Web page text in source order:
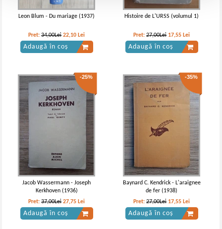
Leon Blum - Du mariage (1937)
Pret:34,00Lei 22,10 Lei
Adaugă în coș
Histoire de L'URSS (volumul 1)
Pret:27,00Lei 17,55 Lei
Adaugă în coș
-25%
Jacob Wassermann - Joseph
Kerkhoven (1936)
Pret:37,00Lei 27,75 Lei
Adaugă în coș
-35%
Baynard C. Kendrick - L'araignee
de fer (1938)
Pret:27,00Lei 17,55 Lei
Adaugă în coș